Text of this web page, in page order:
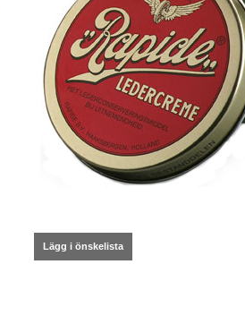
Lägg i önskelista